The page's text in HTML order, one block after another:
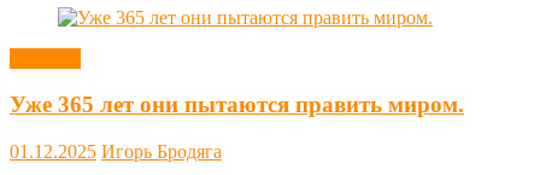
Уже 365 лет они пытаются править миром.
01.12.2025 Игорь Бродяга